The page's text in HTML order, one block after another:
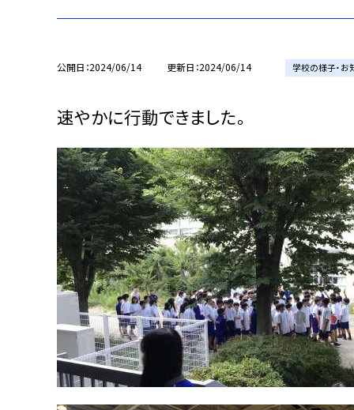
公開日 2024/06/14 更新日 2024/06/14 学校の様子・お
速やかに行動できました。